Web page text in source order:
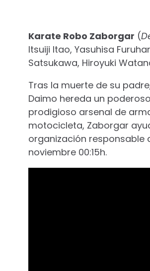
Karate Robo Zaborgar (
Itsuiji Itao, Yasuhisa
Satsukawa, Hiroyuki
Tras la muerte de su
Daimo hereda un
prodigioso arsenal de
motocicleta, Zaborgar
organización responsable
noviembre 00:15h.